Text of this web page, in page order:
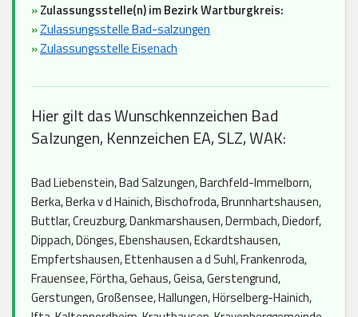
»Zulassungsstelle(n) im Bezirk Wartburgkreis:
»Zulassungsstelle Bad-salzungen
»Zulassungsstelle Eisenach
Hier gilt das Wunschkennzeichen Bad
Salzungen, Kennzeichen EA, SLZ, WAK:
Bad Liebenstein, Bad Salzungen, Barchfeld-Immelborn,
Berka, Berka v d Hainich, Bischofroda, Brunnhartshausen,
Buttlar, Creuzburg, Dankmarshausen, Dermbach, Diedorf,
Dippach, Dönges, Ebenshausen, Eckardtshausen,
Empfertshausen, Ettenhausen a d Suhl, Frankenroda,
Frauensee, Förtha, Gehaus, Geisa, Gerstengrund,
Gerstungen, Großensee, Hallungen, Hörselberg-Hainich,